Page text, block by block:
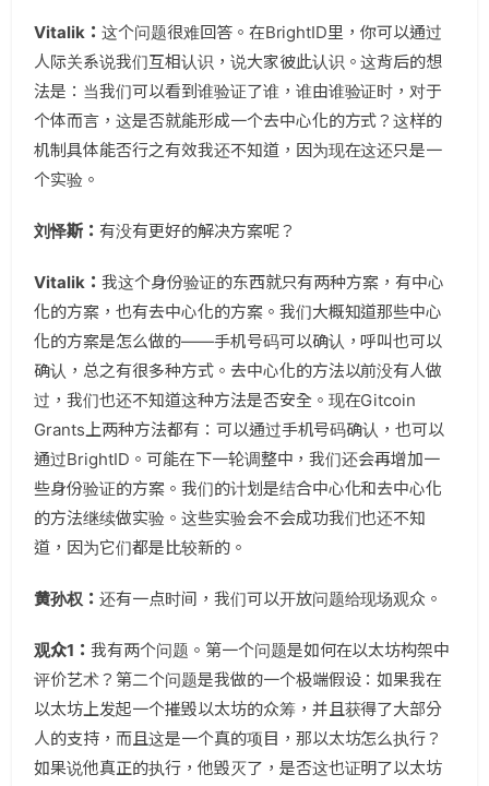
Vitalik： 这个问题很难回答。在BrightID里，你可以通过
人际关系说我们互相认识，说大家彼此认识。这背后的想
法是：当我们可以看到谁验证了谁，谁由谁验证时，对于
个体而言，这是否就能形成一个去中心化的方式？这样的
机制具体能否行之有效我还不知道，因为现在这还只是一
个实验。
刘怿斯：有没有更好的解决方案呢？
Vitalik： 我这个身份验证的东西就只有两种方案，有中心
化的方案，也有去中心化的方案。我们大概知道那些中心
化的方案是怎么做的——手机号码可以确认，呼叫也可以
确认，总之有很多种方式。去中心化的方法以前没有人做
过，我们也还不知道这种方法是否安全。现在Gitcoin
Grants上两种方法都有：可以通过手机号码确认，也可以
通过BrightID。可能在下一轮调整中，我们还会再增加一
些身份验证的方案。我们的计划是结合中心化和去中心化
的方法继续做实验。这些实验会不会成功我们也还不知
道，因为它们都是比较新的。
黄孙权：还有一点时间，我们可以开放问题给现场观众。
观众1：我有两个问题。第一个问题是如何在以太坊构架中
评价艺术？第二个问题是我做的一个极端假设：如果我在
以太坊上发起一个摧毁以太坊的众筹，并且获得了大部分
人的支持，而且这是一个真的项目，那以太坊怎么执行？
如果说他真正的执行，他毁灭了，是否这也证明了以太坊